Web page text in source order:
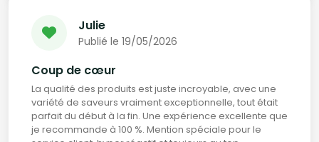
Julie
Publié le 19/05/2026
Coup de cœur
La qualité des produits est juste incroyable, avec une
variété de saveurs vraiment exceptionnelle, tout était
parfait du début à la fin. Une expérience excellente que
je recommande à 100 %. Mention spéciale pour le